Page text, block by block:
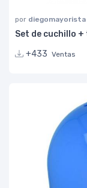
por diegomayorista
Set de cuchillo
+433 Ventas